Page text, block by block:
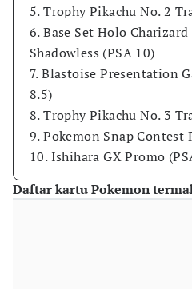
5. Trophy Pikachu No. 2
6. Base Set Holo
Shadowless (PSA 10)
7. Blastoise Presentation
8.5)
8. Trophy Pikachu No. 3
9. Pokemon Snap Contest
10. Ishihara GX Promo
Daftar kartu Pokemon